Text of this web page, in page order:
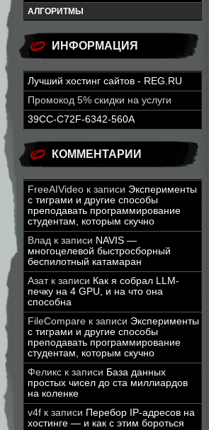
АЛГОРИТМЫ
ИНФОРМАЦИЯ
Лучший хостинг сайтов - REG.RU
Промокод 5% скидки на услуги
39CC-C72F-6342-560A
КОММЕНТАРИИ
FreeAIVideo к записи Эксперименты
с тиграми и другие способы
преподавать программирование
студентам, которым скучно
Влад к записи NAVIS —
многоцелевой быстросборный
беспилотный катамаран
Азатк записи Как я собрал LLM-
печку на 4 GPU, и на что она
способна
FileCompare к записи Эксперименты
с тиграми и другие способы
преподавать программирование
студентам, которым скучно
Феликс к записи База данных
простых чисел до ста миллиардов
на коленке
v4f к записи Перебор IP-адресов на
хостинге — и как с этим бороться